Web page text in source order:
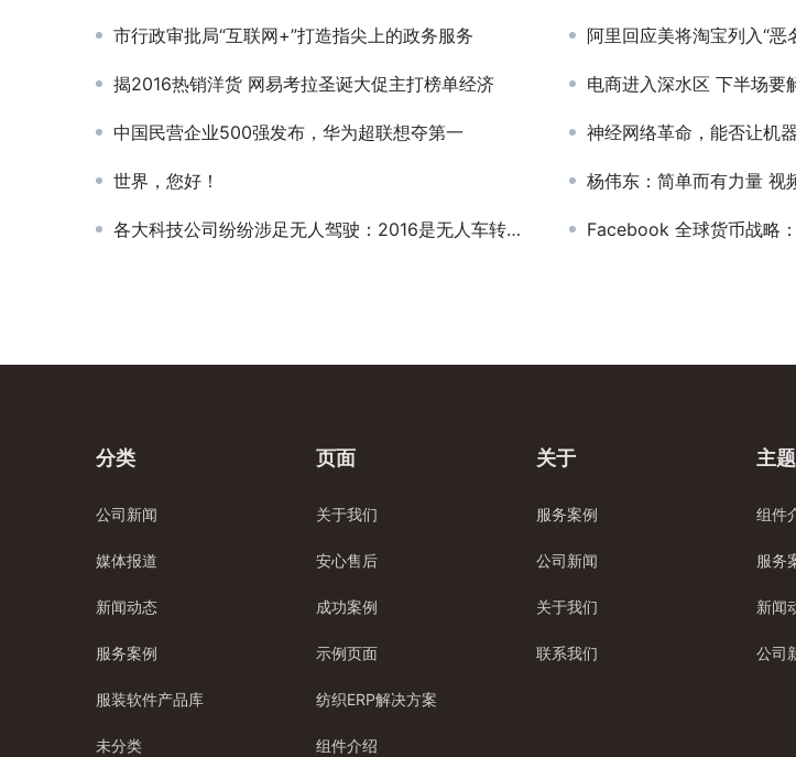
市行政审批局“互联网+”打造指尖上的政务服务 阿里回应美将淘宝列入“恶
揭2016热销洋货 网易考拉圣诞大促主打榜单经济 电商进入深水区 下半场要
中国民营企业500强发布，华为超联想夺第一 神经网络革命，能否让机
世界，您好！ 杨伟东：简单而有力量 视
各大科技公司纷纷涉足无人驾驶：2016是无人车转折年 Facebook 全球货币战略
分类
公司新闻
媒体报道
新闻动态
服务案例
服装软件产品库
未分类
页面
关于我们
安心售后
成功案例
示例页面
纺织ERP解决方案
组件介绍
关于
服务案例
公司新闻
关于我们
联系我们
主题
组件
服务
新闻
公司